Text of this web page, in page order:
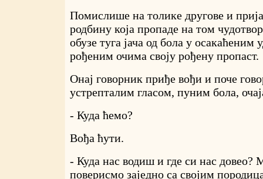
Помислише на толике другове и
родбину која пропаде на том
обузе туга јача од бола у осакаћеним
рођеним очима своју рођену пропаст.
Онај говорник приђе вођи и поче
устрепталим гласом, пуним бола,
- Куда ћемо?
Вођа ћути.
- Куда нас водиш и где си нас довео?
поверисмо заједно са својим